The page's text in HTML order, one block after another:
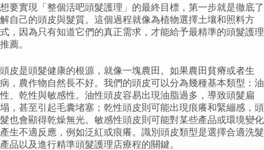
想要實現「整個活吧頭髮護理」的最終目標，第一步就是徹底了
解自己的頭皮與髮質。這個過程就像為植物選擇土壤和照料方
式，因為只有知道它們的真正需求，才能給予最精準的頭髮護理
推薦。
頭皮是頭髮健康的根源，就像一塊農田。如果農田貧瘠或者生
病，農作物自然長不好。我們的頭皮可以分為幾種基本類型：油
性、乾性與敏感性。油性頭皮容易出現油脂過多，導致頭髮扁
塌，甚至引起毛囊堵塞；乾性頭皮則可能出現痕癢和緊繃感，頭
髮也會顯得乾燥無光。敏感性頭皮則可能對某些產品或環境變化
產生不適反應，例如泛紅或痕癢。識別頭皮類型是選擇合適洗髮
產品以及進行精準頭髮護理店療程的關鍵。